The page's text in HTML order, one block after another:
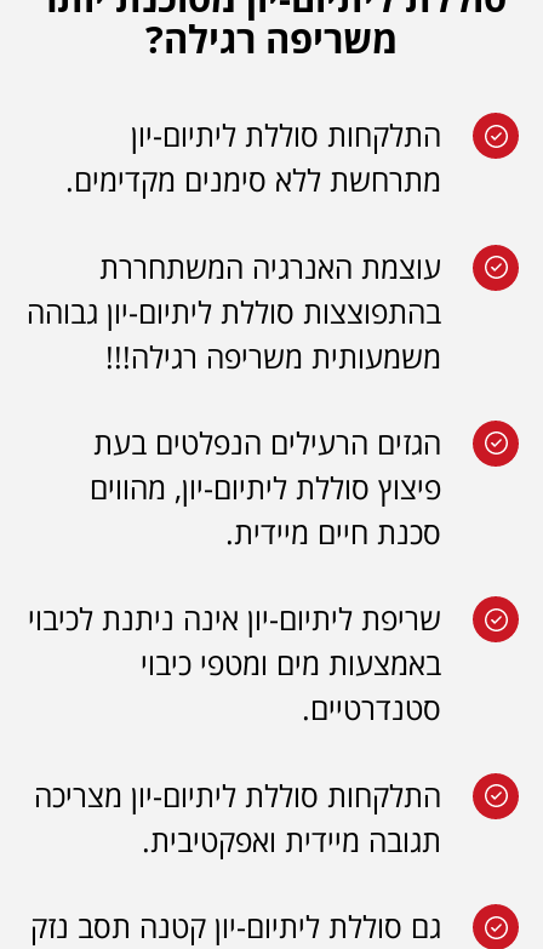
משריפה רגילה?
התלקחות סוללת ליתיום-יון
מתרחשת ללא סימנים מקדימים.
עוצמת האנרגיה המשתחררת
בהתפוצצות סוללת ליתיום-יון גבוהה
משמעותית משריפה רגילה!!!
הגזים הרעילים הנפלטים בעת
פיצוץ סוללת ליתיום-יון, מהווים
סכנת חיים מיידית.
שריפת ליתיום-יון אינה ניתנת לכיבוי
באמצעות מים ומטפי כיבוי
סטנדרטיים.
התלקחות סוללת ליתיום-יון מצריכה
תגובה מיידית ואפקטיבית.
גם סוללת ליתיום-יון קטנה תסב נזק